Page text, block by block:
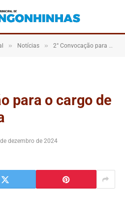
» Notícias » 2° Convocação para o cargo de Recepcionista
para o cargo de
dezembro de 2024